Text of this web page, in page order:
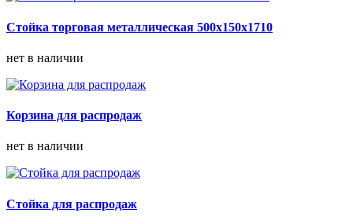
Стойка торговая металлическая 500х150х1710
нет в наличии
Корзина для распродаж
нет в наличии
Стойка для распродаж